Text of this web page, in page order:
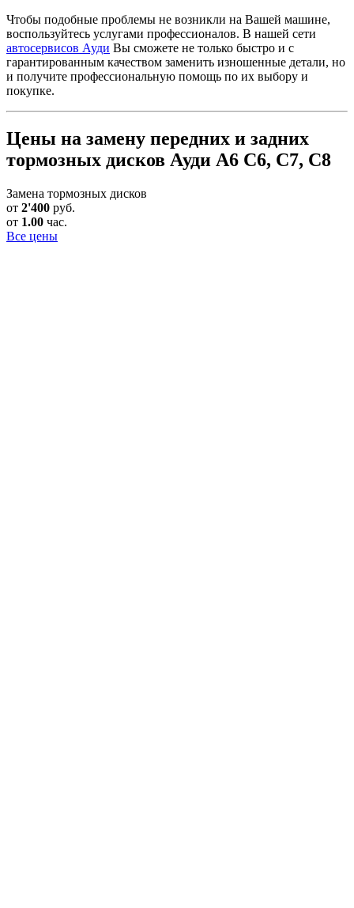
Чтобы подобные проблемы не возникли на Вашей машине,
воспользуйтесь услугами профессионалов. В нашей сети
автосервисов Ауди Вы сможете не только быстро и с
гарантированным качеством заменить изношенные детали, но
и получите профессиональную помощь по их выбору и
покупке.
Цены на замену передних и задних
тормозных дисков Ауди А6 С6, С7, С8
Замена тормозных дисков
от 2'400 руб.
от 1.00 час.
Все цены